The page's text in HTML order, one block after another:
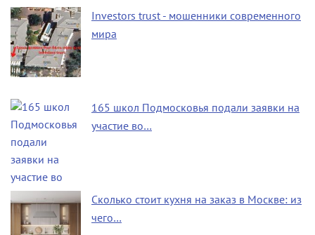
Investors trust - мошенники современного
мира
165 школ Подмосковья подали заявки на
участие во…
Сколько стоит кухня на заказ в Москве: из
чего…